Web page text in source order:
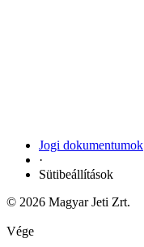
Jogi dokumentumok
·
Sütibeállítások
© 2026 Magyar Jeti Zrt.
Vége